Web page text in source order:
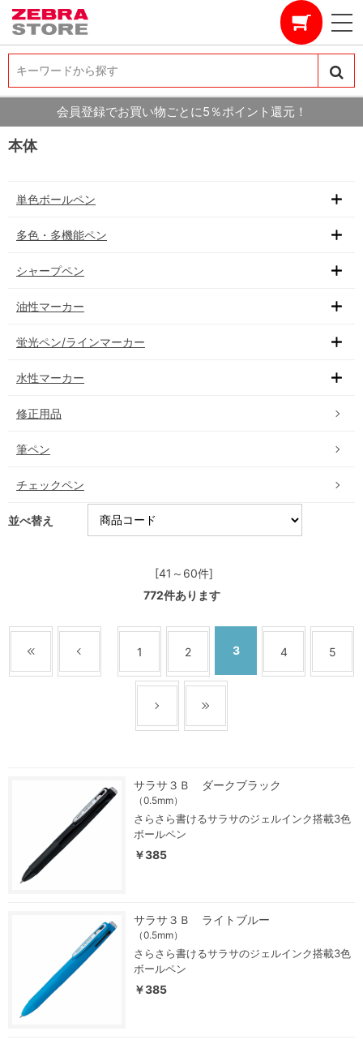
キーワードから探す
キーワードから探す
会員登録でお買い物ごとに5％ポイント還元！
本体
単色ボールペン
多色・多機能ペン
シャープペン
油性マーカー
蛍光ペン/ラインマーカー
水性マーカー
修正用品
筆ペン
チェックペン
並べ替え
[41～60件]
772件あります
1 2 3 4 5
サラサ３Ｂ ダークブラック
（0.5mm）
さらさら書けるサラサのジェルインク搭載3色
ボールペン
￥385
サラサ３Ｂ ライトブルー
（0.5mm）
さらさら書けるサラサのジェルインク搭載3色
ボールペン
￥385